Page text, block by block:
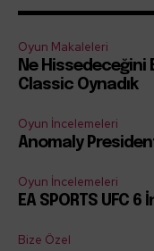
Oyun Makaleleri
Ne Hissedeceğini
Classic Oynadık
Oyun İncelemeleri
Anomaly
Oyun İncelemeleri
EA SPORTS UFC
Bize Özel